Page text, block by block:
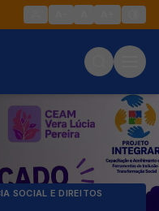
SOCIAL E DIREITOS